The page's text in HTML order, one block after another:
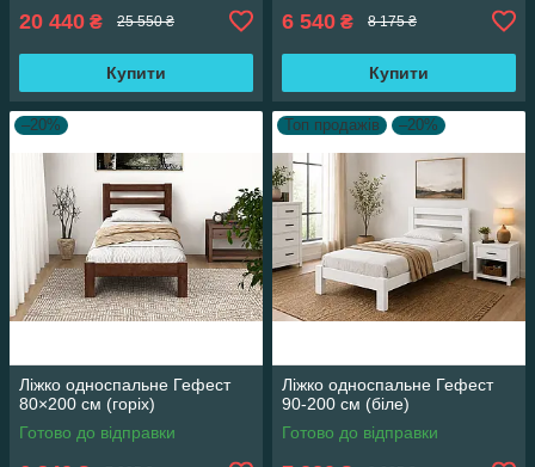
20 440 ₴ 25 550 ₴
Купити
6 540 ₴ 8 175 ₴
Купити
–20%
Ліжко односпальне Гефест
80×200 см (горіх)
Готово до відправки
Топ продажів –20%
Ліжко односпальне Гефест
90-200 см (біле)
Готово до відправки